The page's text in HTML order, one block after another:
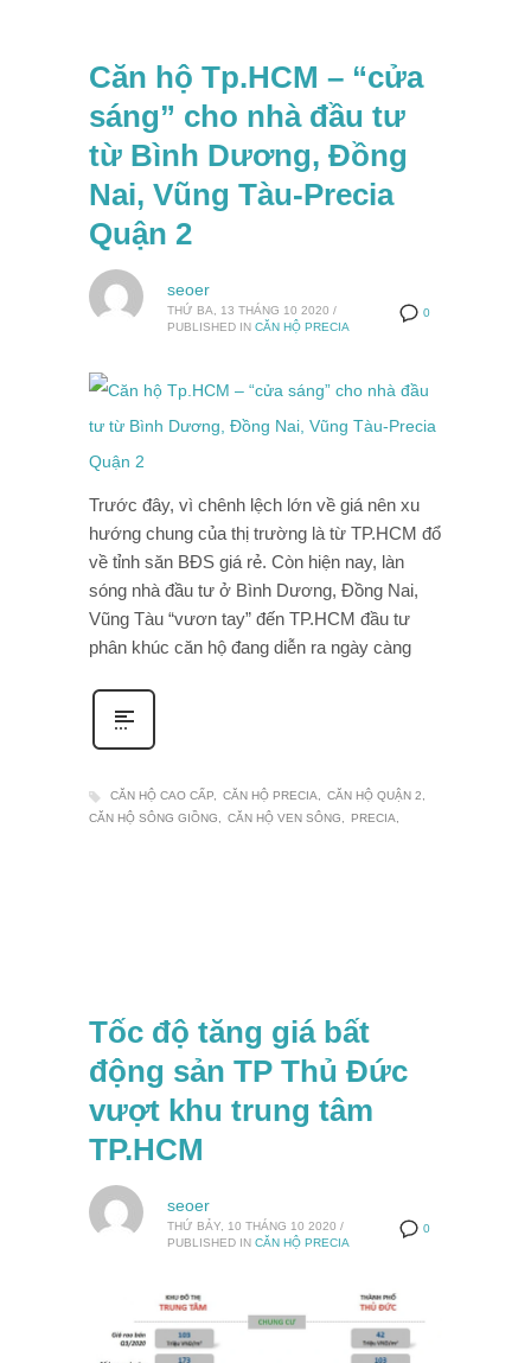
Căn hộ Tp.HCM – “cửa
sáng” cho nhà đầu tư
từ Bình Dương, Đồng
Nai, Vũng Tàu-Precia
Quận 2
0
seoer
THỨ BA, 13 THÁNG 10 2020 /
PUBLISHED IN CĂN HỘ PRECIA
Trước đây, vì chênh lệch lớn về giá nên xu
hướng chung của thị trường là từ TP.HCM đổ
về tỉnh săn BĐS giá rẻ. Còn hiện nay, làn
sóng nhà đầu tư ở Bình Dương, Đồng Nai,
Vũng Tàu “vươn tay” đến TP.HCM đầu tư
phân khúc căn hộ đang diễn ra ngày càng
CĂN HỘ CAO CẤP CĂN HỘ PRECIA
CĂN HỘ QUẬN 2
CĂN HỘ SÔNG GIỒNG
CĂN HỘ VEN SÔNG PRECIA
Tốc độ tăng giá bất
động sản TP Thủ Đức
vượt khu trung tâm
TP.HCM
0
seoer
THỨ BẢY, 10 THÁNG 10 2020 /
PUBLISHED IN CĂN HỘ PRECIA